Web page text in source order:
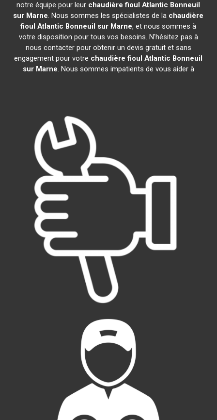
notre équipe pour leur chaudière fioul Atlantic Bonneuil
sur Marne. Nous sommes les spécialistes de la chaudière
fioul Atlantic Bonneuil sur Marne, et nous sommes à
votre disposition pour tous vos besoins. N'hésitez pas à
nous contacter pour obtenir un devis gratuit et sans
engagement pour votre chaudière fioul Atlantic Bonneuil
sur Marne. Nous sommes impatients de vous aider à